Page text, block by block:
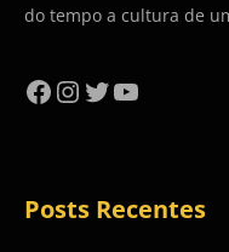
do tempo a cultura de
Facebook
Instagram
Twitter
YouTube
Posts Recentes